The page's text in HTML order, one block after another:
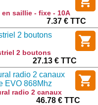
saillie - fixe - 10A
7.37 € TTC
2 boutons
2 boutons
27.13 € TTC
radio 2 canaux
EVO 868Mhz
radio 2 canaux
868Mhz : 128EV
46.78 € TTC